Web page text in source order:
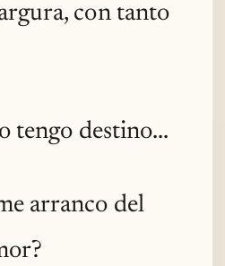
con tanto
tengo destino...
arranco del